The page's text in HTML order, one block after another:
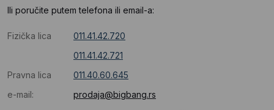
Ili poručite putem telefona ili email-a:
Fizička lica
011.41.42.720
011.41.42.721
Pravna lica
011.40.60.645
e-mail:
prodaja@bigbang.rs